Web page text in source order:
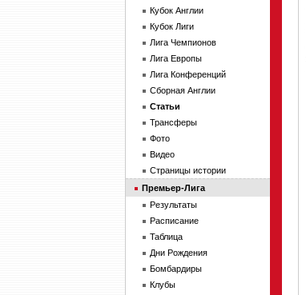
Кубок Англии
Кубок Лиги
Лига Чемпионов
Лига Европы
Лига Конференций
Сборная Англии
Статьи
Трансферы
Фото
Видео
Страницы истории
Премьер-Лига
Результаты
Расписание
Таблица
Дни Рождения
Бомбардиры
Клубы